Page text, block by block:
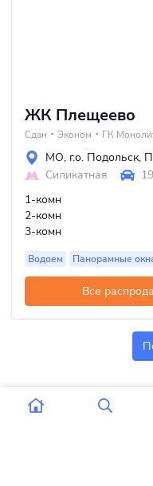
ЖК Плещеево
Сдан Эконом ГК
МО, г.о. Подольск,
Силикатная
1-комн
2-комн
3-комн
Водоем Панорамные
Все